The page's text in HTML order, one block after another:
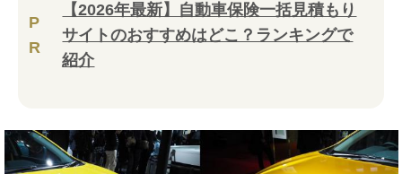
P
R
【2026年最新】自動車保険一括見積もり
サイトのおすすめはどこ？ランキングで
紹介